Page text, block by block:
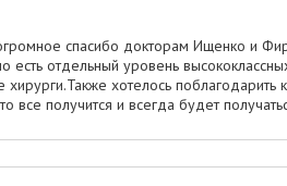
спасибо докторам Ищенко и
отдельный уровень
хирурги.Также хотелось поблагодарить
получится и всегда будет